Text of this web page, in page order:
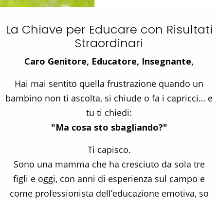
La Chiave per Educare con Risultati
Straordinari
Caro Genitore, Educatore, Insegnante,
Hai mai sentito quella frustrazione quando un
bambino non ti ascolta, si chiude o fa i capricci… e
tu ti chiedi:
"Ma cosa sto sbagliando?"
Ti capisco.
Sono una mamma che ha cresciuto da sola tre
figli e oggi, con anni di esperienza sul campo e
come professionista dell’educazione emotiva, so